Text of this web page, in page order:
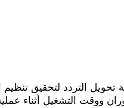
التردد لتحقيق
ووقت التشغيل أثناء